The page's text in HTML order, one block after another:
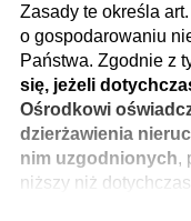
Zasady te określa
o gospodarowaniu
Państwa. Zgodnie z
się, jeżeli
Ośrodkowi
dzierżawienia
nim uzgodnionych,
niższy niż